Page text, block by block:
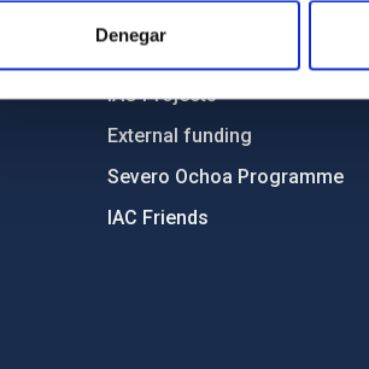
Denegar
Environment and Sustainability
Forever IAC
IAC Projects
External funding
Severo Ochoa Programme
IAC Friends